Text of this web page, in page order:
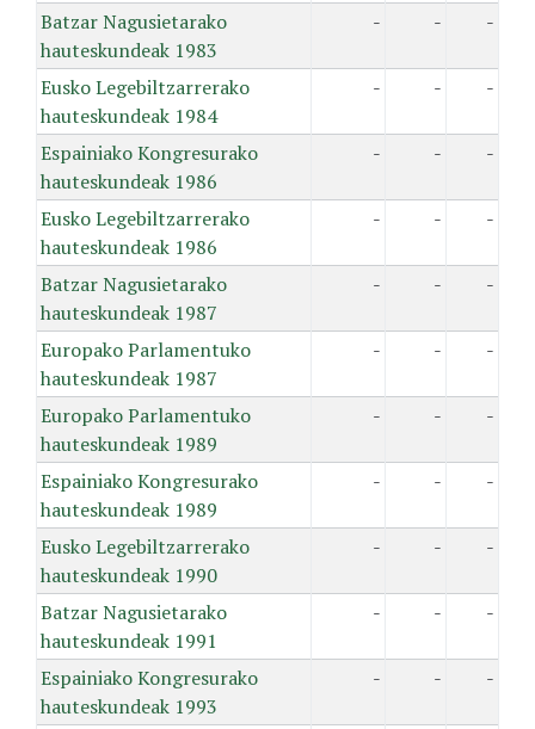
Batzar Nagusietarako
hauteskundeak 1983
- - -
Eusko Legebiltzarrerako
hauteskundeak 1984
- - -
Espainiako Kongresurako
hauteskundeak 1986
- - -
Eusko Legebiltzarrerako
hauteskundeak 1986
- - -
Batzar Nagusietarako
hauteskundeak 1987
- - -
Europako Parlamentuko
hauteskundeak 1987
- - -
Europako Parlamentuko
hauteskundeak 1989
- - -
Espainiako Kongresurako
hauteskundeak 1989
- - -
Eusko Legebiltzarrerako
hauteskundeak 1990
- - -
Batzar Nagusietarako
hauteskundeak 1991
- - -
Espainiako Kongresurako
hauteskundeak 1993
- - -